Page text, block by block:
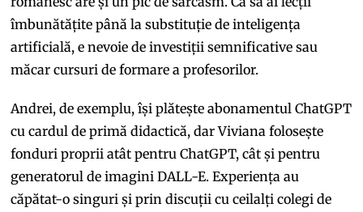
îmbunătățite până la substituție de inteligența
artificială, e nevoie de investiții semnificative sau
măcar cursuri de formare a profesorilor.
Andrei, de exemplu, își plătește abonamentul ChatGPT
cu cardul de primă didactică, dar Viviana folosește
fonduri proprii atât pentru ChatGPT, cât și pentru
generatorul de imagini DALL-E. Experiența au
căpătat-o singuri și prin discuții cu ceilalți colegi de